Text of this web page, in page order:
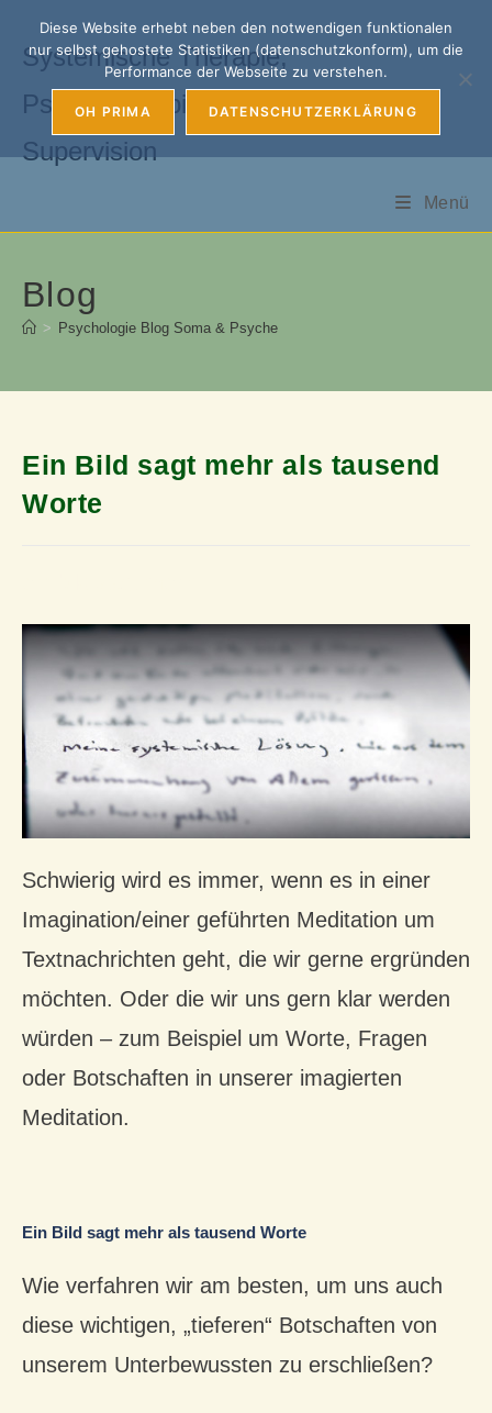
springen
Systemische Therapie,
Psychotherapie, Coaching &
Supervision
Menü
Blog
> Psychologie Blog Soma & Psyche
Ein Bild sagt mehr als tausend
Worte
Schwierig wird es immer, wenn es in einer
Imagination/einer geführten Meditation um
Textnachrichten geht, die wir gerne ergründen
möchten. Oder die wir uns gern klar werden
würden – zum Beispiel um Worte, Fragen
oder Botschaften in unserer imagierten
Meditation.
Ein Bild sagt mehr als tausend Worte
Wie verfahren wir am besten, um uns auch
diese wichtigen, „tieferen“ Botschaften von
unserem Unterbewussten zu erschließen?
Diese Website erhebt neben den notwendigen funktionalen
nur selbst gehostete Statistiken (datenschutzkonform), um die
Performance der Webseite zu verstehen.
OH PRIMA DATENSCHUTZERKLÄRUNG